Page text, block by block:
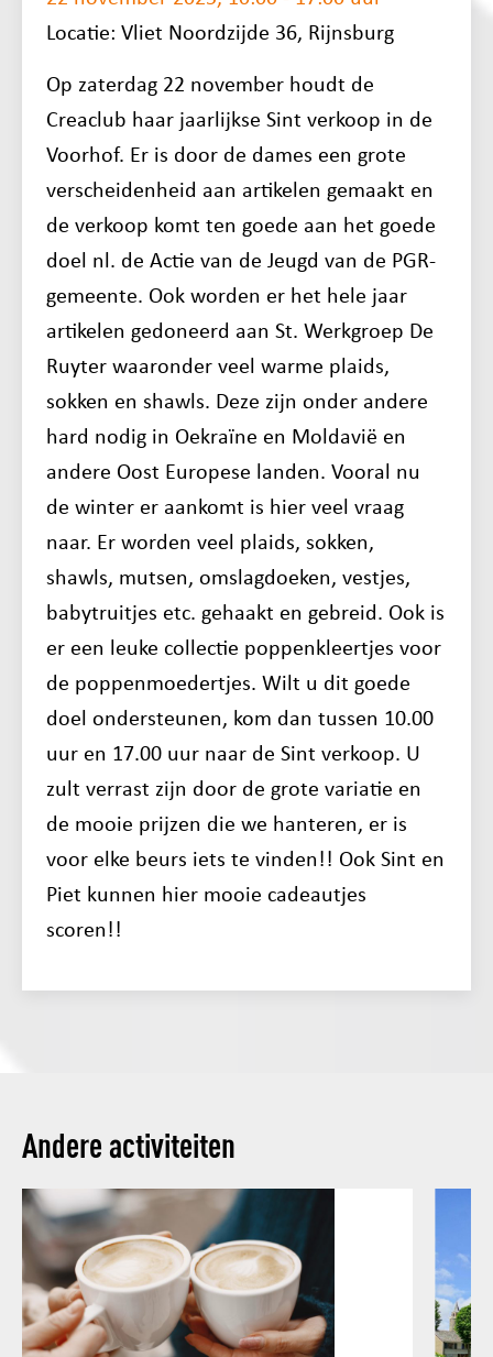
Locatie: Vliet Noordzijde 36, Rijnsburg
Op zaterdag 22 november houdt de
Creaclub haar jaarlijkse Sint verkoop in de
Voorhof. Er is door de dames een grote
verscheidenheid aan artikelen gemaakt en
de verkoop komt ten goede aan het goede
doel nl. de Actie van de Jeugd van de PGR-
gemeente. Ook worden er het hele jaar
artikelen gedoneerd aan St. Werkgroep De
Ruyter waaronder veel warme plaids,
sokken en shawls. Deze zijn onder andere
hard nodig in Oekraïne en Moldavië en
andere Oost Europese landen. Vooral nu
de winter er aankomt is hier veel vraag
naar. Er worden veel plaids, sokken,
shawls, mutsen, omslagdoeken, vestjes,
babytruitjes etc. gehaakt en gebreid. Ook is
er een leuke collectie poppenkleertjes voor
de poppenmoedertjes. Wilt u dit goede
doel ondersteunen, kom dan tussen 10.00
uur en 17.00 uur naar de Sint verkoop. U
zult verrast zijn door de grote variatie en
de mooie prijzen die we hanteren, er is
voor elke beurs iets te vinden!! Ook Sint en
Piet kunnen hier mooie cadeautjes
scoren!!
Andere activiteiten